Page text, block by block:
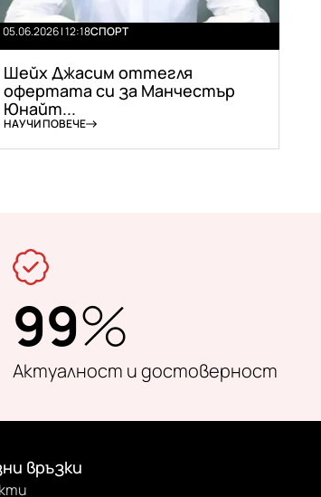
05.06.2026 | 12:18СПОРТ
Шейх Джасим оттегля
офертата си за Манчестър
Юнайт...
НАУЧИ ПОВЕЧЕ
99%
Актуалност и достоверност
връзки